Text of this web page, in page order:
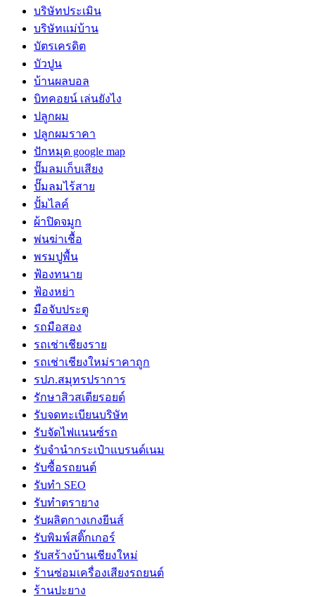
บริษัทประเมิน
บริษัทแม่บ้าน
บัตรเครดิต
บัวปูน
บ้านผลบอล
บิทคอยน์ เล่นยังไง
ปลูกผม
ปลูกผมราคา
ปักหมุด google map
ปั๊มลมเก็บเสียง
ปั๊มลมไร้สาย
ปั้มไลค์
ผ้าปิดจมูก
พ่นฆ่าเชื้อ
พรมปูพื้น
ฟ้องทนาย
ฟ้องหย่า
มือจับประตู
รถมือสอง
รถเช่าเชียงราย
รถเช่าเชียงใหม่ราคาถูก
รปภ.สมุทรปราการ
รักษาสิวสเตียรอยด์
รับจดทะเบียนบริษัท
รับจัดไฟแนนซ์รถ
รับจำนำกระเป๋าแบรนด์เนม
รับซื้อรถยนต์
รับทำ SEO
รับทำตรายาง
รับผลิตกางเกงยีนส์
รับพิมพ์สติ๊กเกอร์
รับสร้างบ้านเชียงใหม่
ร้านซ่อมเครื่องเสียงรถยนต์
ร้านปะยาง